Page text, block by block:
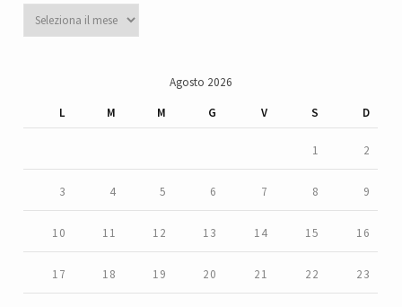
Archivi
Agosto 2026
L
M M G V S D
1 2
3 4 5 6 7 8 9
10 11 12 13 14 15 16
17 18 19 20 21 22 23